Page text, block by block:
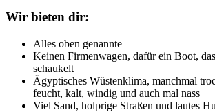
Wir bieten dir:
Alles oben genannte
Keinen Firmenwagen, dafür ein Boot,
schaukelt
Ägyptisches Wüstenklima, manchmal
feucht, kalt, windig und auch mal nass
Viel Sand, holprige Straßen und lautes